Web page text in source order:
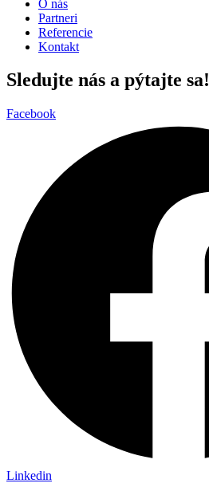
O nás
Partneri
Referencie
Kontakt
Sledujte nás a pýtajte sa!
Facebook
Linkedin